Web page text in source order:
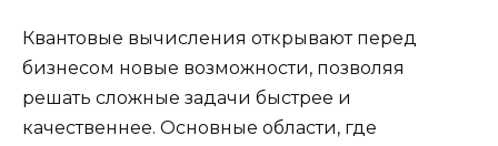
Квантовые вычисления открывают перед
бизнесом новые возможности, позволяя
решать сложные задачи быстрее и
качественнее. Основные области, где